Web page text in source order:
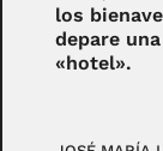
los
depare
«hotel».